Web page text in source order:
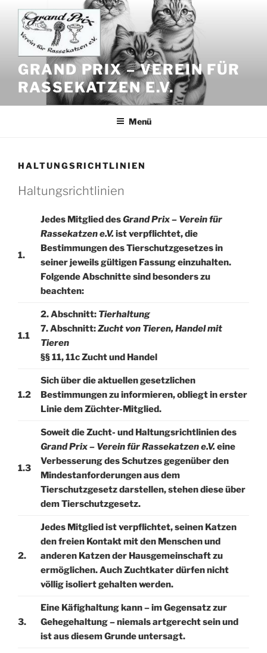
Zum
Inhalt
springen
GRAND PRIX – VEREIN FÜR
RASSEKATZEN E.V.
Menü
HALTUNGSRICHTLINIEN
Haltungsrichtlinien
1.
Jedes Mitglied desGrand Prix – Verein für
Rassekatzen e.V. ist verpflichtet, die
Bestimmungen des Tierschutzgesetzes in
seiner jeweils gültigen Fassung einzuhalten.
Folgende Abschnitte sind besonders zu
beachten:
1.1
2. Abschnitt: Tierhaltung
7. Abschnitt:Zucht von Tieren, Handel mit
Tieren
§§ 11, 11c Zucht und Handel
1.2
Sich über die aktuellen gesetzlichen
Bestimmungen zu informieren, obliegt in erster
Linie dem Züchter-Mitglied.
1.3
Soweit die Zucht- und Haltungsrichtlinien des
Grand Prix – Verein für Rassekatzen e.V. eine
Verbesserung des Schutzes gegenüber den
Mindestanforderungen aus dem
Tierschutzgesetz darstellen, stehen diese über
dem Tierschutzgesetz.
2.
Jedes Mitglied ist verpflichtet, seinen Katzen
den freien Kontakt mit den Menschen und
anderen Katzen der Hausgemeinschaft zu
ermöglichen. Auch Zuchtkater dürfen nicht
völlig isoliert gehalten werden.
3.
Eine Käfighaltung kann – im Gegensatz zur
Gehegehaltung – niemals artgerecht sein und
ist aus diesem Grunde untersagt.